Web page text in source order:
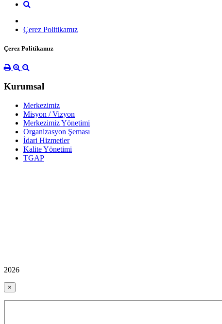
Çerez Politikamız
Çerez Politikamız
Kurumsal
Merkezimiz
Misyon / Vizyon
Merkezimiz Yönetimi
Organizasyon Şeması
İdari Hizmetler
Kalite Yönetimi
TGAP
2026
×